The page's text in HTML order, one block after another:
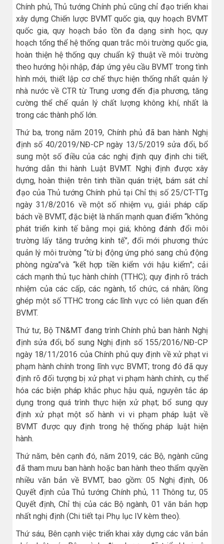
Chính phủ, Thủ tướng Chính phủ cũng chỉ đạo triển khai
xây dựng Chiến lược BVMT quốc gia, quy hoạch BVMT
quốc gia, quy hoạch bảo tồn đa dạng sinh học, quy
hoạch tổng thể hệ thống quan trắc môi trường quốc gia,
hoàn thiện hệ thống quy chuẩn kỹ thuật về môi trường
theo hướng hội nhập, đáp ứng yêu cầu BVMT trong tình
hình mới, thiết lập cơ chế thực hiện thống nhất quản lý
nhà nước về CTR từ Trung ương đến địa phương, tăng
cường thể chế quản lý chất lượng không khí, nhất là
trong các thành phố lớn.
Thứ ba, trong năm 2019, Chính phủ đã ban hành Nghị
định số 40/2019/NĐ-CP ngày 13/5/2019 sửa đổi, bổ
sung một số điều của các nghị định quy định chi tiết,
hướng dẫn thi hành Luật BVMT. Nghị định được xây
dựng, hoàn thiện trên tinh thần quán triệt, bám sát chỉ
đạo của Thủ tướng Chính phủ tại Chỉ thị số 25/CT-TTg
ngày 31/8/2016 về một số nhiệm vụ, giải pháp cấp
bách về BVMT, đặc biệt là nhấn mạnh quan điểm “không
phát triển kinh tế bằng mọi giá; không đánh đổi môi
trường lấy tăng trưởng kinh tế”, đổi mới phương thức
quản lý môi trường “từ bị động ứng phó sang chủ động
phòng ngừa”và “kết hợp tiền kiểm với hậu kiểm”; cải
cách mạnh thủ tục hành chính (TTHC); quy định rõ trách
nhiệm của các cấp, các ngành, tổ chức, cá nhân; lồng
ghép một số TTHC trong các lĩnh vực có liên quan đến
BVMT.
Thứ tư, Bộ TN&MT đang trình Chính phủ ban hành Nghị
định sửa đổi, bổ sung Nghị định số 155/2016/NĐ-CP
ngày 18/11/2016 của Chính phủ quy định về xử phạt vi
phạm hành chính trong lĩnh vực BVMT; trong đó đã quy
định rõ đối tượng bị xử phạt vi phạm hành chính, cụ thể
hóa các biện pháp khắc phục hậu quả, nguyên tắc áp
dụng trong quá trình thực hiện xử phạt; bổ sung quy
định xử phạt một số hành vi vi phạm pháp luật về
BVMT được quy định trong hệ thống pháp luật hiện
hành.
Thứ năm, bên cạnh đó, năm 2019, các Bộ, ngành cũng
đã tham mưu ban hành hoặc ban hành theo thẩm quyền
nhiều văn bản về BVMT, bao gồm: 05 Nghị định, 06
Quyết định của Thủ tướng Chính phủ, 11 Thông tư, 05
Quyết định, Chỉ thị của các Bộ ngành, 01 văn bản hợp
nhất nghị định (Chi tiết tại Phụ lục IV kèm theo).
Thứ sáu, Bên cạnh việc triển khai xây dựng các văn bản